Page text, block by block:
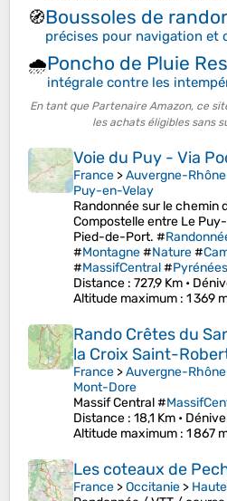
🧭Boussoles de
précises pour navigation et
🌧️Poncho de Pluie
intégrale contre les
En tant que Partenaire Amazon, ce
les achats éligibles sans
Voie du Puy - Via
France >Auvergne-
Puy-en-Velay
Randonnée sur le
Compostelle entre Le
Pied-de-Port. #
#Montagne#Nature#
#MassifCentral#Pyrénées
Distance : 727,9 Km •
Altitude maximum : 1 369
Rando Crêtes du
la Croix Saint-
France >Auvergne-
Mont-Dore
Massif Central #
Distance : 18,1 Km •
Altitude maximum : 1 867
Les coteaux de
France >Occitanie >